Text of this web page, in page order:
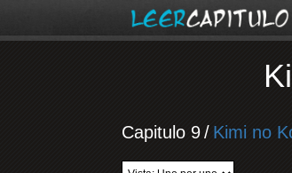
Capitulo 9/ Kimi no